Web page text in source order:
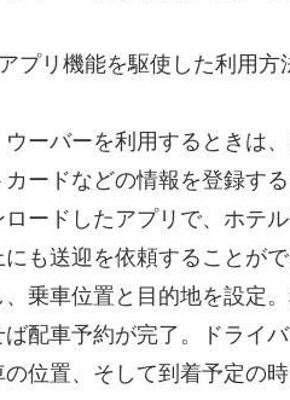
プリ機能を駆使した利用方
ーバーを利用するときは
カードなどの情報を登録す
ロードしたアプリで、ホテ
にも送迎を依頼することが
、乗車位置と目的地を設定
ば配車予約が完了。ドライ
の位置、そして到着予定の